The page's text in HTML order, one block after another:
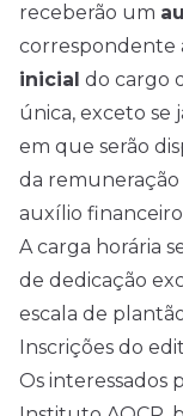
receberão um
correspondente
inicial do cargo
única, exceto se
em que serão
da remuneração
auxílio
A carga horária
de dedicação
escala de
Inscrições do
Os interessados